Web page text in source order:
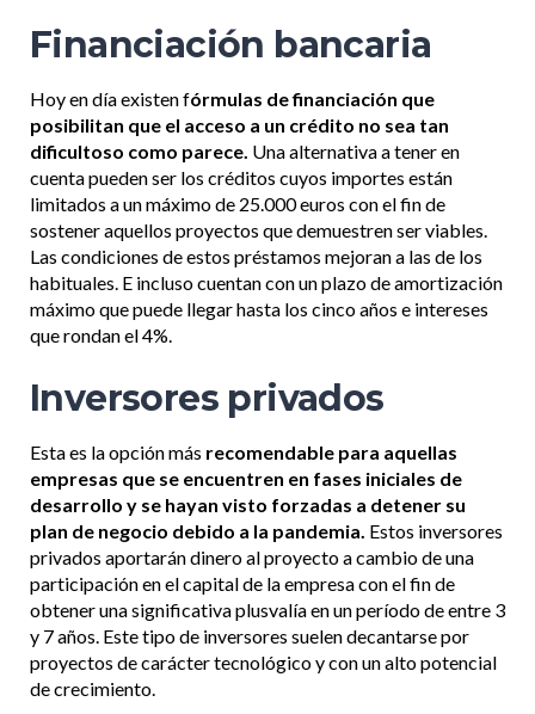
Financiación bancaria
Hoy en día existen fórmulas de financiación que
posibilitan que el acceso a un crédito no sea tan
dificultoso como parece. Una alternativa a tener en
cuenta pueden ser los créditos cuyos importes están
limitados a un máximo de 25.000 euros con el fin de
sostener aquellos proyectos que demuestren ser viables.
Las condiciones de estos préstamos mejoran a las de los
habituales. E incluso cuentan con un plazo de amortización
máximo que puede llegar hasta los cinco años e intereses
que rondan el 4%.
Inversores privados
Esta es la opción más recomendable para aquellas
empresas que se encuentren en fases iniciales de
desarrollo y se hayan visto forzadas a detener su
plan de negocio debido a la pandemia. Estos inversores
privados aportarán dinero al proyecto a cambio de una
participación en el capital de la empresa con el fin de
obtener una significativa plusvalía en un período de entre 3
y 7 años. Este tipo de inversores suelen decantarse por
proyectos de carácter tecnológico y con un alto potencial
de crecimiento.